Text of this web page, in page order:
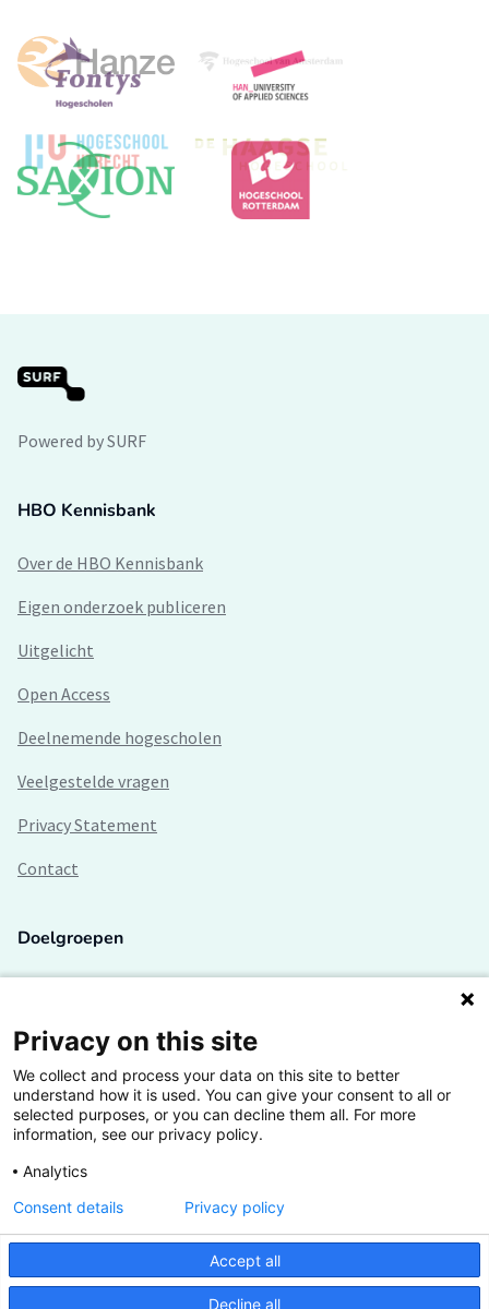
Powered by SURF
HBO Kennisbank
Over de HBO Kennisbank
Eigen onderzoek publiceren
Uitgelicht
Open Access
Deelnemende hogescholen
Veelgestelde vragen
Privacy Statement
Contact
Doelgroepen
Lectoren en onderzoekers
Bedrijven
Hogescholen
De grootste kennisbank van het HBO
Inspiratie op jouw vakgebied
Privacy on this site
We collect and process your data on this site to better
understand how it is used. You can give your consent to all or
selected purposes, or you can decline them all. For more
information, see our privacy policy.
Analytics
Accept all
Decline all
Consent details Privacy policy